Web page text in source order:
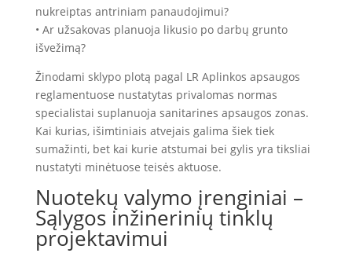
nukreiptas antriniam panaudojimui?
• Ar užsakovas planuoja likusio po darbų grunto
išvežimą?
Žinodami sklypo plotą pagal LR Aplinkos apsaugos
reglamentuose nustatytas privalomas normas
specialistai suplanuoja sanitarines apsaugos zonas.
Kai kurias, išimtiniais atvejais galima šiek tiek
sumažinti, bet kai kurie atstumai bei gylis yra tiksliai
nustatyti minėtuose teisės aktuose.
Nuotekų valymo įrenginiai –
Sąlygos inžinerinių tinklų
projektavimui